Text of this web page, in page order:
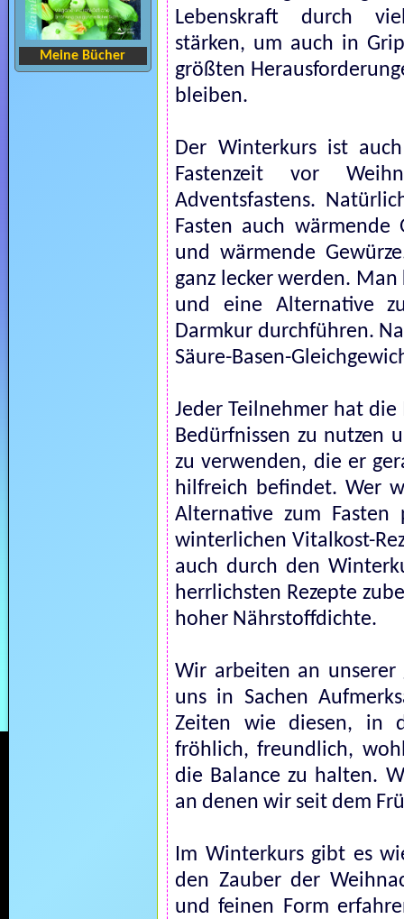
Meine Bücher
Lebenskraft durch
stärken, um auch in
größten
bleiben.
Der Winterkurs ist
Fastenzeit vor
Adventsfastens.
Fasten auch wärmende
und wärmende
ganz lecker werden.
und eine Alternative
Darmkur durchführen.
Säure-Basen-
Jeder Teilnehmer hat
Bedürfnissen zu nutzen
zu verwenden, die er
hilfreich befindet. Wer
Alternative zum
winterlichen Vitalkost-
auch durch den
herrlichsten Rezepte
hoher Nährstoffdichte.
Wir arbeiten an
uns in Sachen
Zeiten wie diesen, in
fröhlich, freundlich,
die Balance zu halten.
an denen wir seit dem
Im Winterkurs gibt es
den Zauber der
und feinen Form